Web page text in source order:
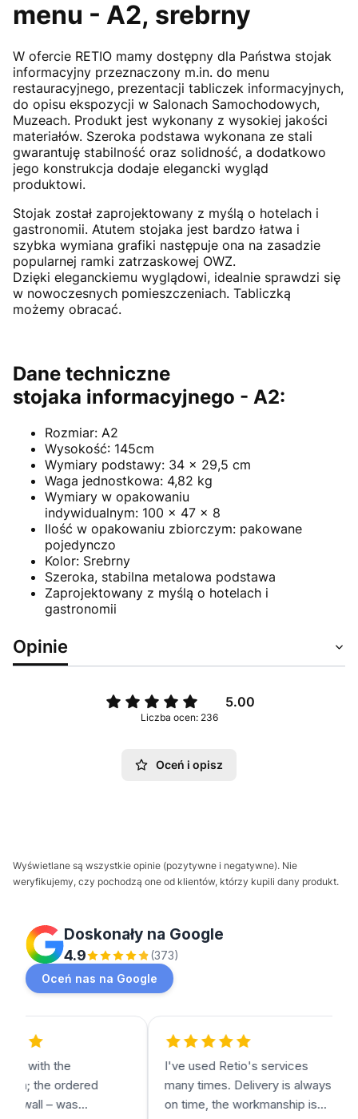
menu - A2, srebrny
W ofercie RETIO mamy dostępny dla Państwa stojak
informacyjny przeznaczony m.in. do menu
restauracyjnego, prezentacji tabliczek informacyjnych,
do opisu ekspozycji w Salonach Samochodowych,
Muzeach. Produkt jest wykonany z wysokiej jakości
materiałów. Szeroka podstawa wykonana ze stali
gwarantuję stabilność oraz solidność, a dodatkowo
jego konstrukcja dodaje elegancki wygląd
produktowi.
Stojak został zaprojektowany z myślą o hotelach i
gastronomii. Atutem stojaka jest bardzo łatwa i
szybka wymiana grafiki następuje ona na zasadzie
popularnej ramki zatrzaskowej OWZ.
Dzięki eleganckiemu wyglądowi, idealnie sprawdzi się
w nowoczesnych pomieszczeniach. Tabliczką
możemy obracać.
Dane techniczne
stojaka informacyjnego - A2:
Rozmiar: A2
Wysokość: 145cm
Wymiary podstawy: 34 x 29,5 cm
Waga jednostkowa: 4,82 kg
Wymiary w opakowaniu
indywidualnym: 100 x 47 x 8
Ilość w opakowaniu zbiorczym: pakowane
pojedynczo
Kolor: Srebrny
Szeroka, stabilna metalowa podstawa
Zaprojektowany z myślą o hotelach i
gastronomii
Opinie
5.00
Liczba ocen: 236
Oceń i opisz
Wyświetlane są wszystkie opinie (pozytywne i negatywne). Nie
weryfikujemy, czy pochodzą one od klientów, którzy kupili dany produkt.